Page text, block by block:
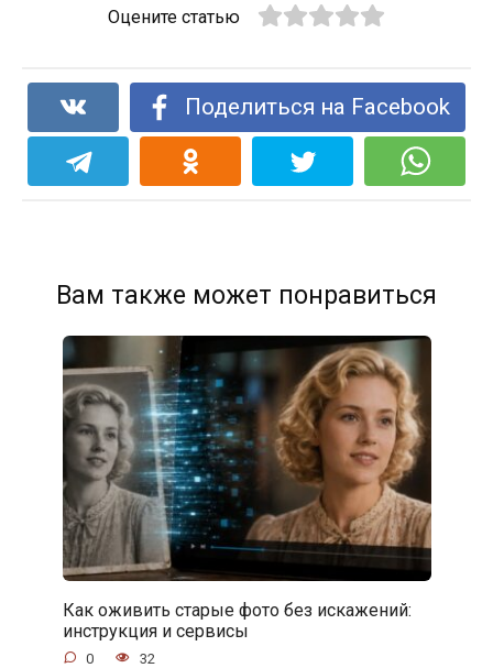
Оцените статью
Поделиться на Facebook
Вам также может понравиться
Как оживить старые фото без искажений:
инструкция и сервисы
0 32